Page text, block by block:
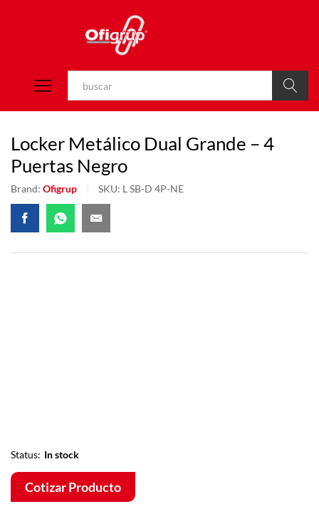
Buscar
Locker Metálico Dual Grande – 4
Puertas Negro
Brand: Ofigrup SKU: L SB-D 4P-NE
Status: In stock
Cotizar Producto